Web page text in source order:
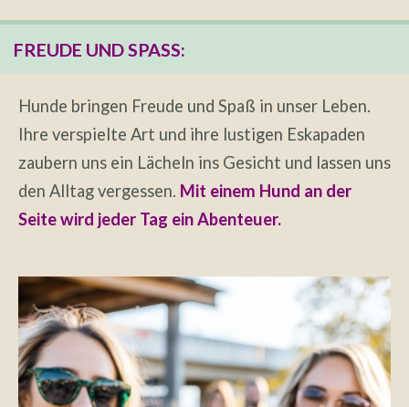
FREUDE UND SPASS:
Hunde bringen Freude und Spaß in unser Leben.
Ihre verspielte Art und ihre lustigen Eskapaden
zaubern uns ein Lächeln ins Gesicht und lassen uns
den Alltag vergessen. Mit einem Hund an der
Seite wird jeder Tag ein Abenteuer.